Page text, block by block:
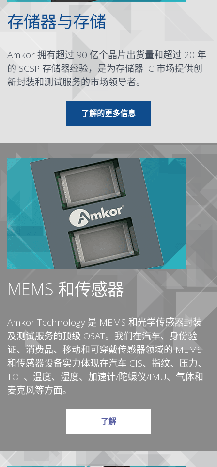
存储器与存储
Amkor 拥有超过 90 亿个晶片出货量和超过 20 年
的 SCSP 存储器经验，是为存储器 IC 市场提供创
新封装和测试服务的市场领导者。
了解有关存储器和存储
的更多信息
MEMS 和传感器
Amkor Technology 是 MEMS 和光学传感器封装
及测试服务的顶级 OSAT。我们在汽车、身份验
证、消费品、移动和可穿戴传感器领域的 MEMS
和传感器设备实力体现在汽车 CIS、指纹、压力、
TOF、温度、湿度、加速计/陀螺仪/IMU、气体和
麦克风等方面。
了解有关 MEMS 和感应器的更多